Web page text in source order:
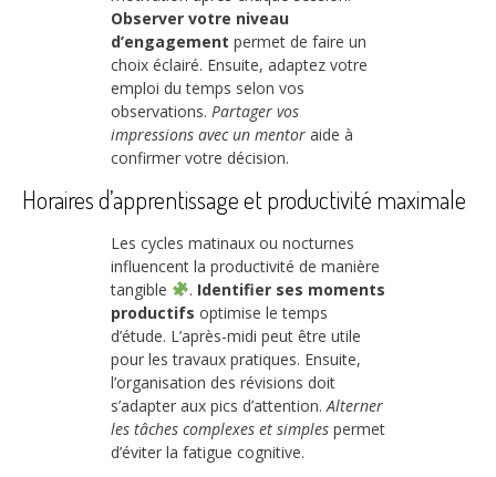
Observer votre niveau
d’engagement permet de faire un
choix éclairé. Ensuite, adaptez votre
emploi du temps selon vos
observations. Partager vos
impressions avec un mentor aide à
confirmer votre décision.
Horaires d’apprentissage et productivité maximale
Les cycles matinaux ou nocturnes
influencent la productivité de manière
tangible
. Identifier ses moments
productifs optimise le temps
d’étude. L’après-midi peut être utile
pour les travaux pratiques. Ensuite,
l’organisation des révisions doit
s’adapter aux pics d’attention.Alterner
les tâches complexes et simples permet
d’éviter la fatigue cognitive.